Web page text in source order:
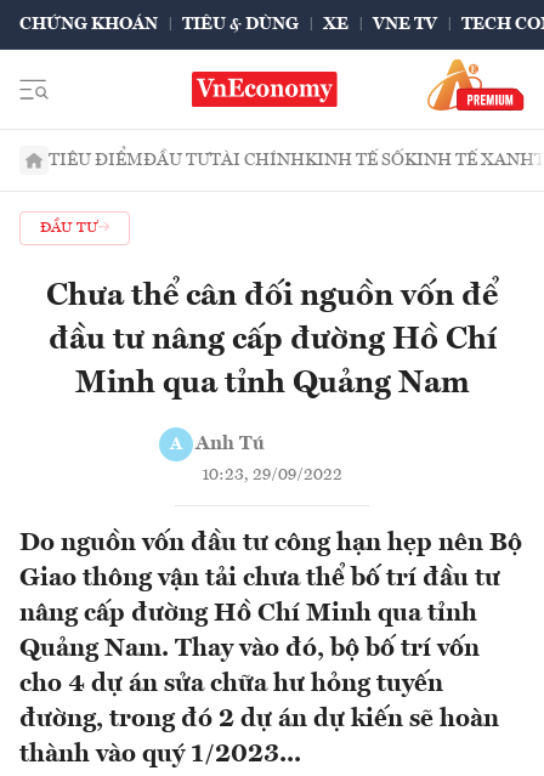
CHỨNG KHOÁN TIÊU & DÙNG XE VNE TV TECH
TIÊU ĐIỂMĐẦU TƯTÀI CHÍNHKINH TẾ SỐKINH TẾ XANH
ĐẦU TƯ
Chưa thể cân đối nguồn vốn để
đầu tư nâng cấp đường Hồ Chí
Minh qua tỉnh Quảng Nam
A Anh Tú
10:23, 29/09/2022
Do nguồn vốn đầu tư công hạn hẹp nên Bộ
Giao thông vận tải chưa thể bố trí đầu tư
nâng cấp đường Hồ Chí Minh qua tỉnh
Quảng Nam. Thay vào đó, bộ bố trí vốn
cho 4 dự án sửa chữa hư hỏng tuyến
đường, trong đó 2 dự án dự kiến sẽ hoàn
thành vào quý 1/2023...